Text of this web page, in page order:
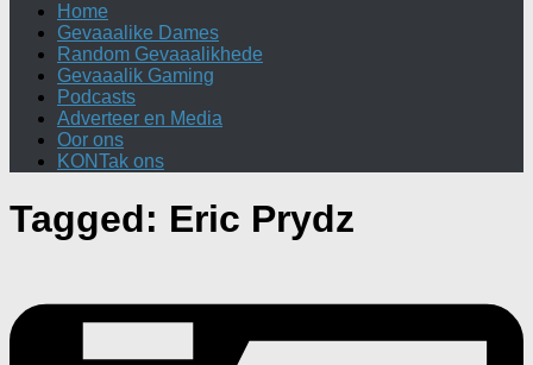
Home
Gevaaalike Dames
Random Gevaaalikhede
Gevaaalik Gaming
Podcasts
Adverteer en Media
Oor ons
KONTak ons
Tagged: Eric Prydz